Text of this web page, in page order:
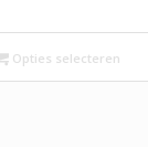
Opties selecteren